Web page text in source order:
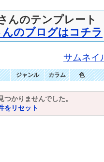
んのテンプレート
んのブログはコチラ
サムネイ
ジャンル カラム 色
かりませんでした。
をリセット